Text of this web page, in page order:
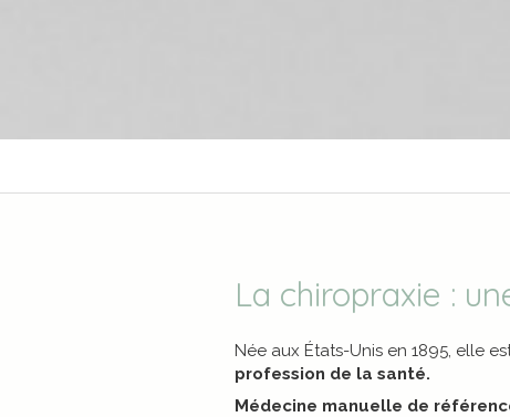
La chiropraxie :
Née aux États-Unis en 1895, elle
profession de la santé.
Médecine manuelle de